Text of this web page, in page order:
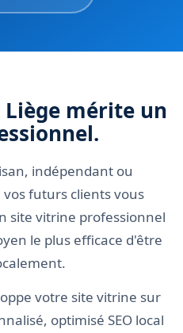
mérite un
indépendant ou
futurs clients vous
site vitrine professionnel
le plus efficace d'être
votre site vitrine sur
optimisé SEO local